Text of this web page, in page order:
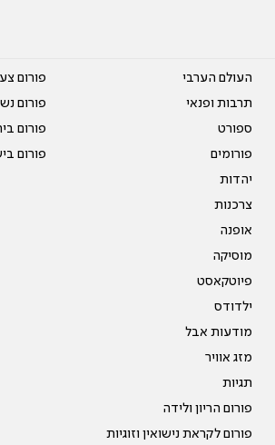
העולם הערבי
תרבות ופנאי
ספורט
פורומים
יהדות
צרכנות
אופנה
מוסיקה
פיוטקאסט
ילדודס
מודעות אבל
מזג אוויר
תגיות
פורום הריון ולידה
פורום לקראת נישואין וזוגיות
פורום
פורום
פורום
פורום